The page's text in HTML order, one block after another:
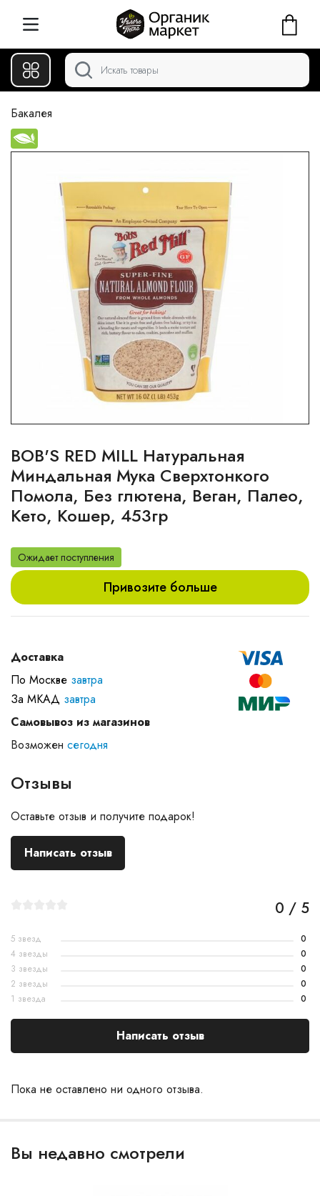
Бакалея
BOB'S RED MILL Натуральная
Миндальная Мука Сверхтонкого
Помола, Без глютена, Веган, Палео,
Кето, Кошер, 453гр
Ожидает поступления
Привозите больше
Доставка
По Москве завтра
За МКАД завтра
Самовывоз из магазинов
Возможен сегодня
Отзывы
Оставьте отзыв и получите подарок!
Написать отзыв
Пока не оставлено ни одного отзыва.
0 / 5
5 звезд
0
4 звезды
0
3 звезды
0
2 звезды
0
1 звезда
0
Написать отзыв
Вы недавно смотрели